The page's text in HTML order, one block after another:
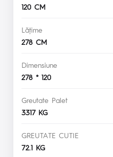
120 CM
Lăţime
278 CM
Dimensiune
278 * 120
Greutate Palet
3317 KG
GREUTATE CUTIE
72.1 KG